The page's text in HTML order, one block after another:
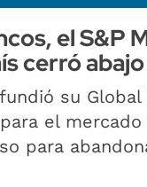
el S&P
cerró
su
el
para